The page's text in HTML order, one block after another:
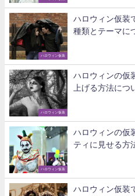
ハロウィン仮装
ハロウィン仮装
種類とテーマに
ハロウィン仮装
ハロウィンの仮
上げる方法につ
ハロウィン仮装
ハロウィンの仮
ティに見せる方
ハロウィン仮装